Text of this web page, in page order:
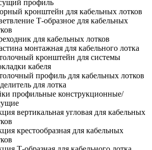
профиль
кронштейн для кабельных лотков
Т-образное для кабельных
для кабельных лотков
монтажная для кабельного лотка
кронштейн для системы
кабеля
профиль для кабельных лотков
для лотка
профильные конструкционные/
вертикальная угловая для кабельных
крестообразная для кабельных